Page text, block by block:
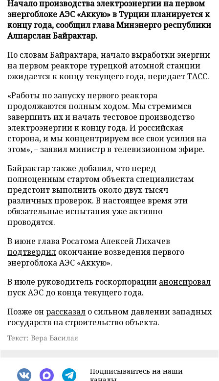
Начало производства электроэнергии на первом
энергоблоке АЭС «Аккую» в Турции планируется к
концу года, сообщил глава Минэнерго республики
Алпарслан Байрактар.
По словам Байрактара, начало выработки энергии
на первом реакторе турецкой атомной станции
ожидается к концу текущего года, передаетТАСС.
«Работы по запуску первого реактора
продолжаются полным ходом. Мы стремимся
завершить их и начать тестовое производство
электроэнергии к концу года. И российская
сторона, и мы концентрируем все свои усилия на
этом», – заявил министр в телевизионном эфире.
Байрактар также добавил, что перед
полноценным стартом объекта специалистам
предстоит выполнить около двух тысяч
различных проверок. В настоящее время эти
обязательные испытания уже активно
проводятся.
В июне глава Росатома Алексей Лихачев
подтвердил окончание возведения первого
энергоблока АЭС «Аккую».
В июле руководитель госкорпорации анонсировал
пуск АЭС до конца текущего года.
Позже он рассказал о сильном давлении западных
государств на строительство объекта.
Текст: Вера Басилая
Подписывайтесь на наши